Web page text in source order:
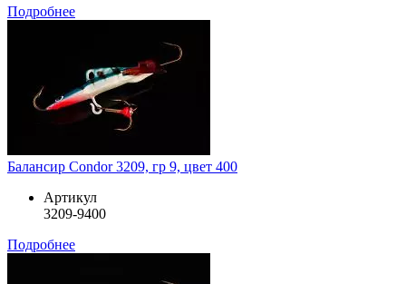
Подробнее
Балансир Condor 3209, гр 9, цвет 400
Артикул
3209-9400
Подробнее